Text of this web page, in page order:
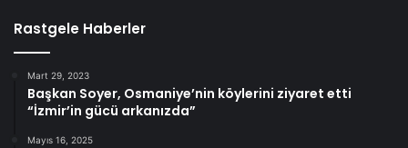
Rastgele Haberler
Mart 29, 2023
Başkan Soyer, Osmaniye’nin köylerini ziyaret etti
“İzmir’in gücü arkanızda”
Mayıs 16, 2025